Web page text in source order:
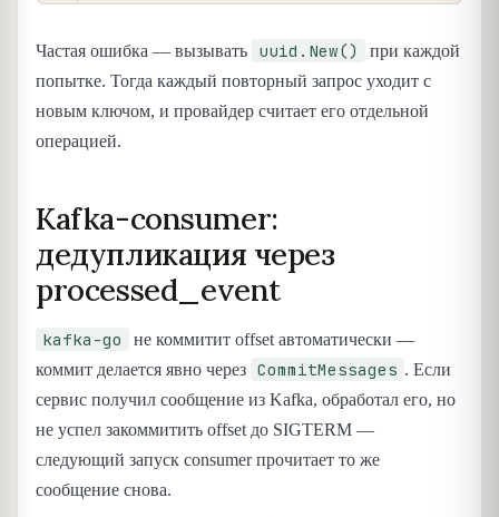
Частая ошибка — вызывать uuid.New()
при каждой
попытке. Тогда каждый повторный запрос уходит с
новым ключом, и провайдер считает его отдельной
операцией.
Kafka-consumer:
дедупликация через
processed_event
kafka-go
не коммитит offset автоматически —
коммит делается явно через CommitMessages . Если
сервис получил сообщение из Kafka, обработал его, но
не успел закоммитить offset до SIGTERM —
следующий запуск consumer прочитает то же
сообщение снова.